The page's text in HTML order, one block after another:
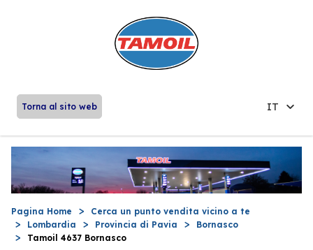
Torna al sito web IT
Pagina Home
Cerca un punto vendita vicino a te
Lombardia
Provincia di Pavia
Bornasco
Tamoil 4637 Bornasco